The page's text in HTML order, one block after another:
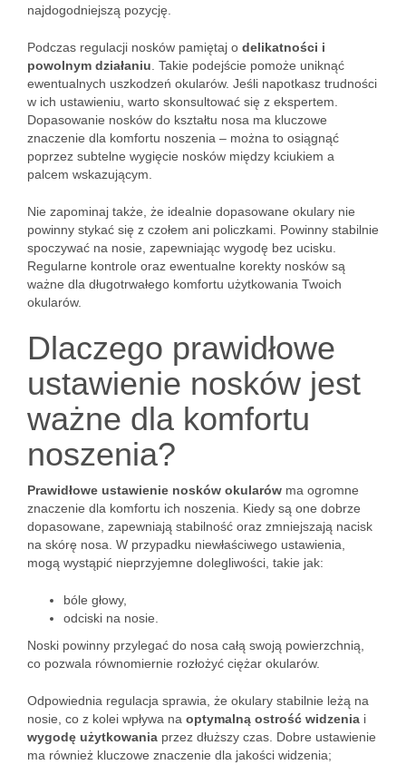
najdogodniejszą pozycję.
Podczas regulacji nosków pamiętaj o delikatności i
powolnym działaniu . Takie podejście pomoże uniknąć
ewentualnych uszkodzeń okularów. Jeśli napotkasz trudności
w ich ustawieniu, warto skonsultować się z ekspertem.
Dopasowanie nosków do kształtu nosa ma kluczowe
znaczenie dla komfortu noszenia – można to osiągnąć
poprzez subtelne wygięcie nosków między kciukiem a
palcem wskazującym.
Nie zapominaj także, że idealnie dopasowane okulary nie
powinny stykać się z czołem ani policzkami. Powinny stabilnie
spoczywać na nosie, zapewniając wygodę bez ucisku.
Regularne kontrole oraz ewentualne korekty nosków są
ważne dla długotrwałego komfortu użytkowania Twoich
okularów.
Dlaczego prawidłowe
ustawienie nosków jest
ważne dla komfortu
noszenia?
Prawidłowe ustawienie nosków okularów ma ogromne
znaczenie dla komfortu ich noszenia. Kiedy są one dobrze
dopasowane, zapewniają stabilność oraz zmniejszają nacisk
na skórę nosa. W przypadku niewłaściwego ustawienia,
mogą wystąpić nieprzyjemne dolegliwości, takie jak:
bóle głowy,
odciski na nosie.
Noski powinny przylegać do nosa całą swoją powierzchnią,
co pozwala równomiernie rozłożyć ciężar okularów.
Odpowiednia regulacja sprawia, że okulary stabilnie leżą na
nosie, co z kolei wpływa na optymalną ostrość widzenia i
wygodę użytkowania przez dłuższy czas. Dobre ustawienie
ma również kluczowe znaczenie dla jakości widzenia;